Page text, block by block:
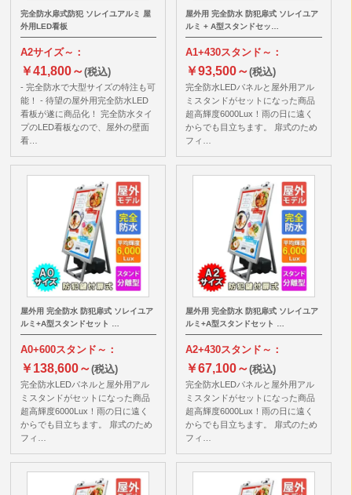
完全防水扉式防犯 ソレイユアルミ 屋
外用LED看板
A2サイズ～：
￥41,800～(税込)
- 完全防水で大型サイズの特注も可
能！ - 待望の屋外用完全防水LED
看板が遂に商品化！ 完全防水タイ
プのLED看板なので、屋外の壁面
看…
屋外用 完全防水 防犯扉式 ソレイユア
ルミ + A型スタンドセッ…
A1+430スタンド～：
￥93,500～(税込)
完全防水LEDパネルと屋外用アル
ミスタンドがセットになった商品
超高輝度6000Lux！雨の日に遠く
からでも目立ちます。 扉式のため
フィ…
屋外用 完全防水 防犯扉式 ソレイユア
ルミ+A型スタンドセット …
A0+600スタンド～：
￥138,600～(税込)
完全防水LEDパネルと屋外用アル
ミスタンドがセットになった商品
超高輝度6000Lux！雨の日に遠く
からでも目立ちます。 扉式のため
フィ…
屋外用 完全防水 防犯扉式 ソレイユア
ルミ+A型スタンドセット …
A2+430スタンド～：
￥67,100～(税込)
完全防水LEDパネルと屋外用アル
ミスタンドがセットになった商品
超高輝度6000Lux！雨の日に遠く
からでも目立ちます。 扉式のため
フィ…